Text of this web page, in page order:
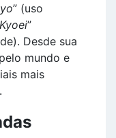
” (uso
”
Desde sua
mundo e
mais